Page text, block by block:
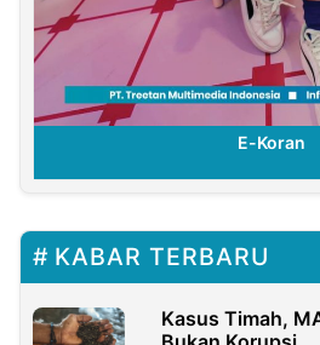
E-Koran
KABAR TERBARU
Kasus Timah,